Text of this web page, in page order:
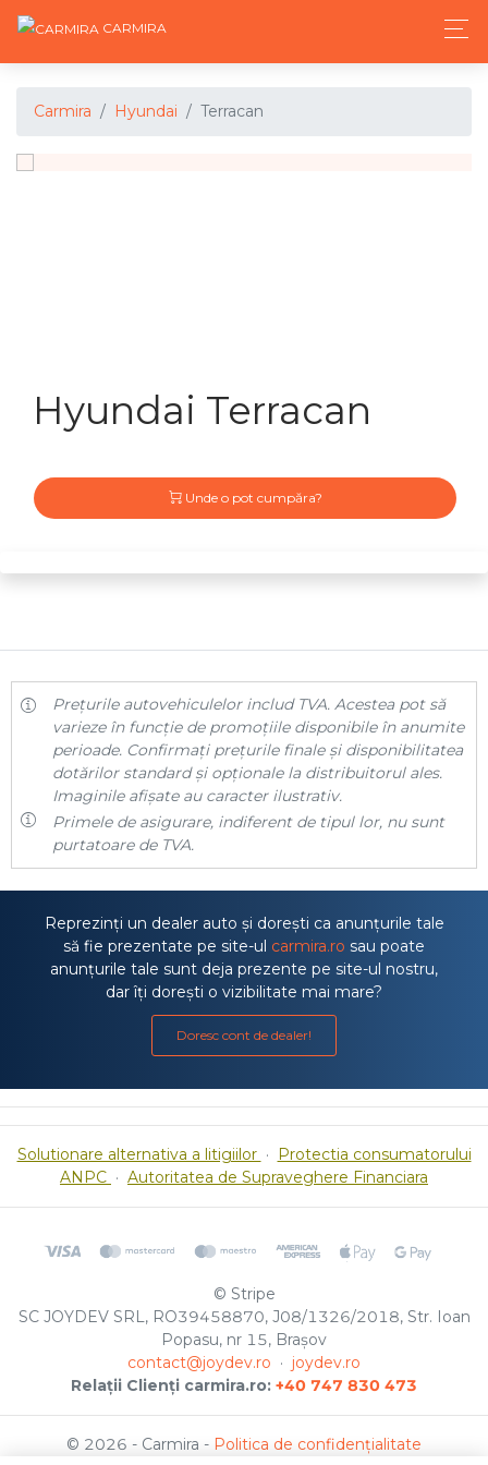
CARMIRA
Carmira Hyundai Terracan
Hyundai Terracan
Unde o pot cumpăra?
Prețurile autovehiculelor includ TVA. Acestea pot să
varieze în funcție de promoțiile disponibile în anumite
perioade. Confirmați prețurile finale și disponibilitatea
dotărilor standard și opționale la distribuitorul ales.
Imaginile afișate au caracter ilustrativ.
Primele de asigurare, indiferent de tipul lor, nu sunt
purtatoare de TVA.
Reprezinți un dealer auto și dorești ca anunțurile tale
să fie prezentate pe site-ul carmira.ro sau poate
anunțurile tale sunt deja prezente pe site-ul nostru,
dar îți dorești o vizibilitate mai mare?
Doresc cont de dealer!
Solutionare alternativa a litigiilor · Protectia consumatorului
ANPC · Autoritatea de Supraveghere Financiara
© Stripe
SC JOYDEV SRL, RO39458870, J08/1326/2018, Str. Ioan
Popasu, nr 15, Brașov
contact@joydev.ro · joydev.ro
Relații Clienți carmira.ro: +40 747 830 473
© 2026 - Carmira - Politica de confidențialitate